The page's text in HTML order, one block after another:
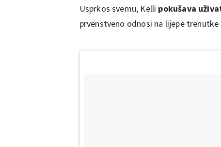
Usprkos svemu, Kelli pokušava
prvenstveno odnosi na lijepe